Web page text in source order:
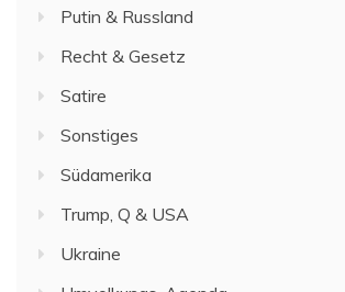
Putin & Russland
Recht & Gesetz
Satire
Sonstiges
Südamerika
Trump, Q & USA
Ukraine